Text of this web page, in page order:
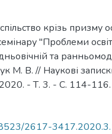
крізь призму
"Проблеми
та
М. В. // Наукові
2020. - Т. 3. - С. 114-116.
2617-